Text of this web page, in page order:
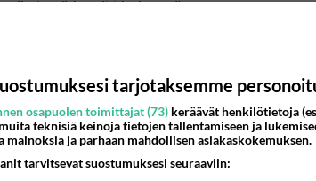
niin hyvä ja mikki ois myös...
tarjotaksemme
osapuolen toimittajat (73) keräävät henkilötietoja
teknisiä keinoja tietojen tallentamiseen ja
ja parhaan mahdollisen asiakaskokemuksen.
tarvitsevat suostumuksesi seuraaviin: